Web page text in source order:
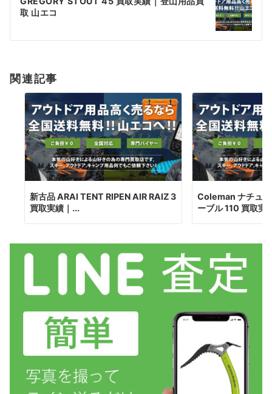
シ
ン
取 山エコ
関連記事
新古品 ARAI TENT RIPEN AIR RAIZ 3
買取実績｜...
Coleman ナチュ
ーブル 110 買取実